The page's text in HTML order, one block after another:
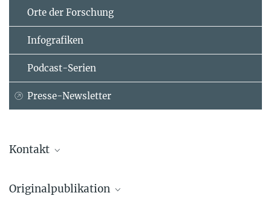
Orte der Forschung
Infografiken
Podcast-Serien
Presse-Newsletter
Kontakt
Max-Planck-Institut für evolutionäre Anthropologie, Leipzig
Originalpublikation